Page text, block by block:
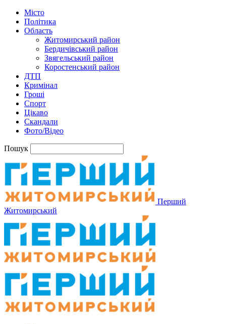
Місто
Політика
Область
Житомирський район
Бердичівський район
Звягельський район
Коростенський район
ДТП
Кримінал
Гроші
Спорт
Цікаво
Скандали
Фото/Відео
Пошук
Перший
Житомирський